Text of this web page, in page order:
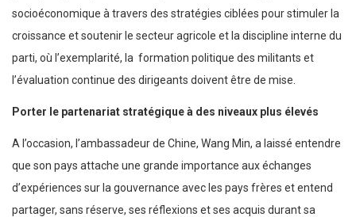
socioéconomique à travers des stratégies ciblées pour stimuler la
croissance et soutenir le secteur agricole et la discipline interne du
parti, où l’exemplarité, la formation politique des militants et
l’évaluation continue des dirigeants doivent être de mise.
Porter le partenariat stratégique à des niveaux plus élevés
A l’occasion, l’ambassadeur de Chine, Wang Min, a laissé entendre
que son pays attache une grande importance aux échanges
d’expériences sur la gouvernance avec les pays frères et entend
partager, sans réserve, ses réflexions et ses acquis durant sa